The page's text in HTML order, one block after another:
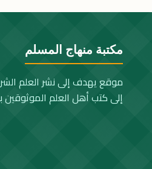
مكتبة منهاج المسلم
موقع يهدف إلى نشر العلم
إلى كتب أهل العلم الموثوقين